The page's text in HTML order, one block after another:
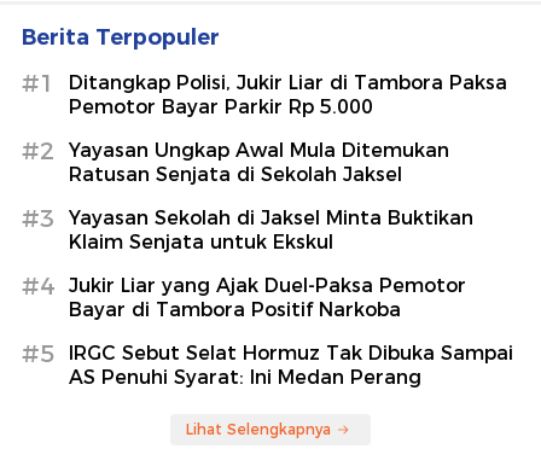
Berita Terpopuler
#1
Ditangkap Polisi, Jukir Liar di Tambora Paksa
Pemotor Bayar Parkir Rp 5.000
#2
Yayasan Ungkap Awal Mula Ditemukan
Ratusan Senjata di Sekolah Jaksel
#3
Yayasan Sekolah di Jaksel Minta Buktikan
Klaim Senjata untuk Ekskul
#4
Jukir Liar yang Ajak Duel-Paksa Pemotor
Bayar di Tambora Positif Narkoba
#5
IRGC Sebut Selat Hormuz Tak Dibuka Sampai
AS Penuhi Syarat: Ini Medan Perang
Lihat Selengkapnya